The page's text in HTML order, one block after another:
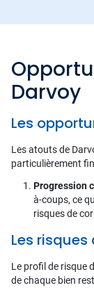
Darvoy
Les
Les atouts de
particulièrement
Progression
à-coups, ce
risques de
Les
Le profil de risque
de chaque bien